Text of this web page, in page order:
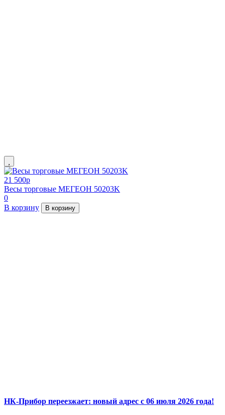
21 500p
Весы торговые МЕГЕОН 50203K
0
В корзину
В корзину
НК-Прибор переезжает: новый адрес с 06 июля 2026 года!